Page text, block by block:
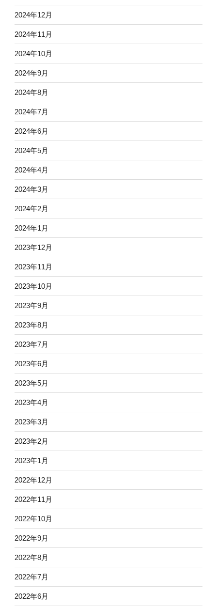
2024年12月
2024年11月
2024年10月
2024年9月
2024年8月
2024年7月
2024年6月
2024年5月
2024年4月
2024年3月
2024年2月
2024年1月
2023年12月
2023年11月
2023年10月
2023年9月
2023年8月
2023年7月
2023年6月
2023年5月
2023年4月
2023年3月
2023年2月
2023年1月
2022年12月
2022年11月
2022年10月
2022年9月
2022年8月
2022年7月
2022年6月